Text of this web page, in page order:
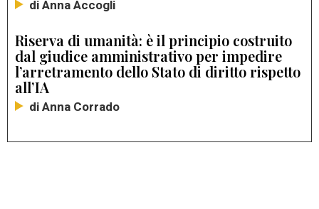
di Anna Accogli
Riserva di umanità: è il principio costruito
dal giudice amministrativo per impedire
l’arretramento dello Stato di diritto rispetto
all’IA
di Anna Corrado